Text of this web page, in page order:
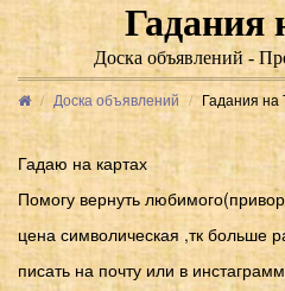
Гадания
Доска объявлений -
Доска объявлений
Гадания на
Гадаю на картах
Помогу вернуть
цена символическая ,тк больше
писать на почту или в